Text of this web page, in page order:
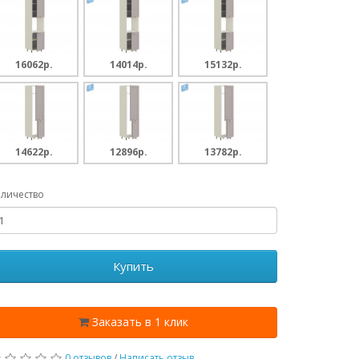
16062p. 14014p. 15132p.
14622p. 12896p. 13782p.
Купить
Заказать в 1 клик